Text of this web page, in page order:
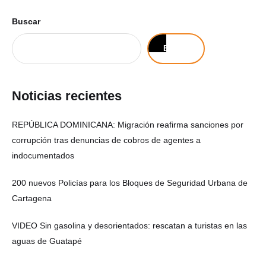
Buscar
Buscar
Noticias recientes
REPÚBLICA DOMINICANA: Migración reafirma sanciones por
corrupción tras denuncias de cobros de agentes a
indocumentados
200 nuevos Policías para los Bloques de Seguridad Urbana de
Cartagena
VIDEO Sin gasolina y desorientados: rescatan a turistas en las
aguas de Guatapé